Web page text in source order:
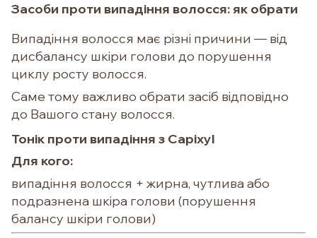
Засоби проти випадіння волосся: як обрати
Випадіння волосся має різні причини — від
дисбалансу шкіри голови до порушення
циклу росту волосся.
Саме тому важливо обрати засіб відповідно
до Вашого стану волосся.
Тонік проти випадіння з Capixyl
Для кого:
випадіння волосся + жирна, чутлива або
подразнена шкіра голови (порушення
балансу шкіри голови)